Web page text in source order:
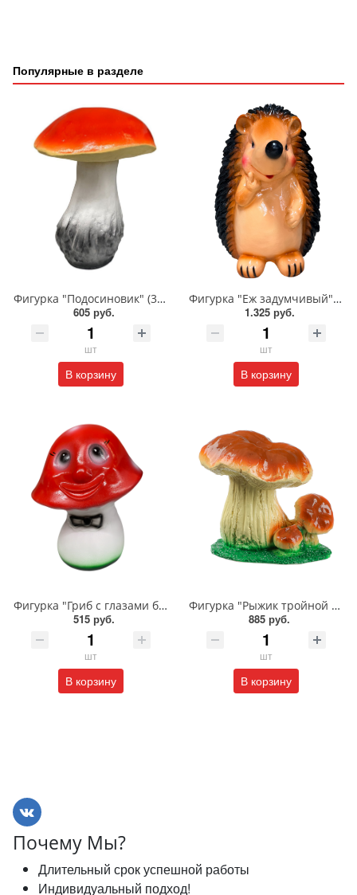
Популярные в разделе
Фигурка "Подосиновик" (300*240мм)/445
605 руб.
шт
В корзину
Фигурка "Еж задумчивый" (400*350мм)/518
1.325 руб.
шт
В корзину
Фигурка "Гриб с глазами большой" (300*250мм)/443
515 руб.
шт
В корзину
Фигурка "Рыжик тройной на траве" (180*210мм)/448
885 руб.
шт
В корзину
Почему Мы?
Длительный срок успешной работы
Индивидуальный подход!